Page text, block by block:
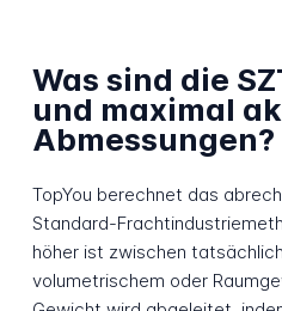
Was sind die
und maximal
Abmessungen?
TopYou berechnet das
Standard-
höher ist zwischen
volumetrischem oder